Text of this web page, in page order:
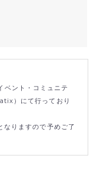
ベント・コミュニテ
）にて行っており
なりますので予めご了